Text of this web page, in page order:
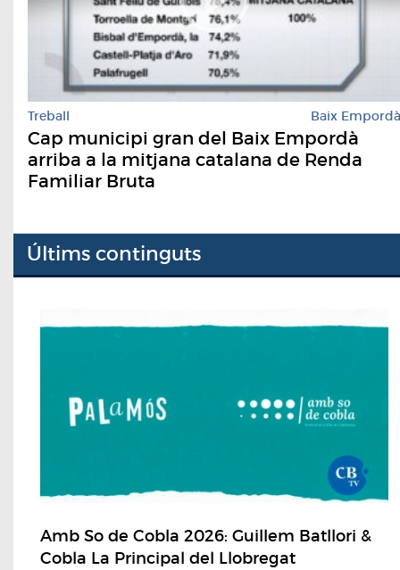
Treball Baix Empordà
Cap municipi gran del Baix Empordà
arriba a la mitjana catalana de Renda
Familiar Bruta
Últims continguts
Amb So de Cobla 2026: Guillem Batllori &
Cobla La Principal del Llobregat